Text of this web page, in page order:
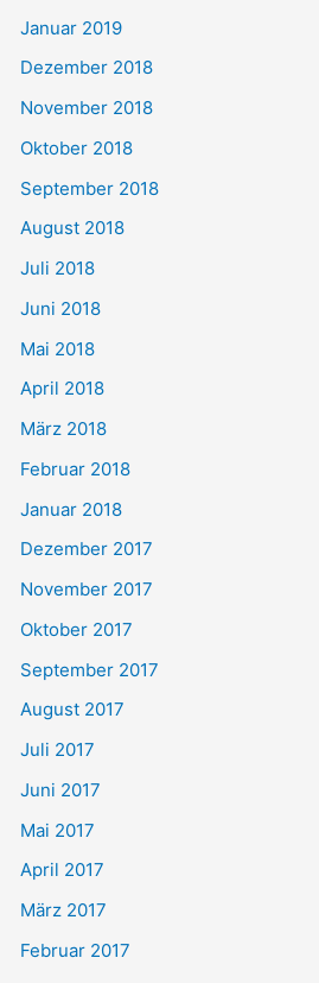
Januar 2019
Dezember 2018
November 2018
Oktober 2018
September 2018
August 2018
Juli 2018
Juni 2018
Mai 2018
April 2018
März 2018
Februar 2018
Januar 2018
Dezember 2017
November 2017
Oktober 2017
September 2017
August 2017
Juli 2017
Juni 2017
Mai 2017
April 2017
März 2017
Februar 2017